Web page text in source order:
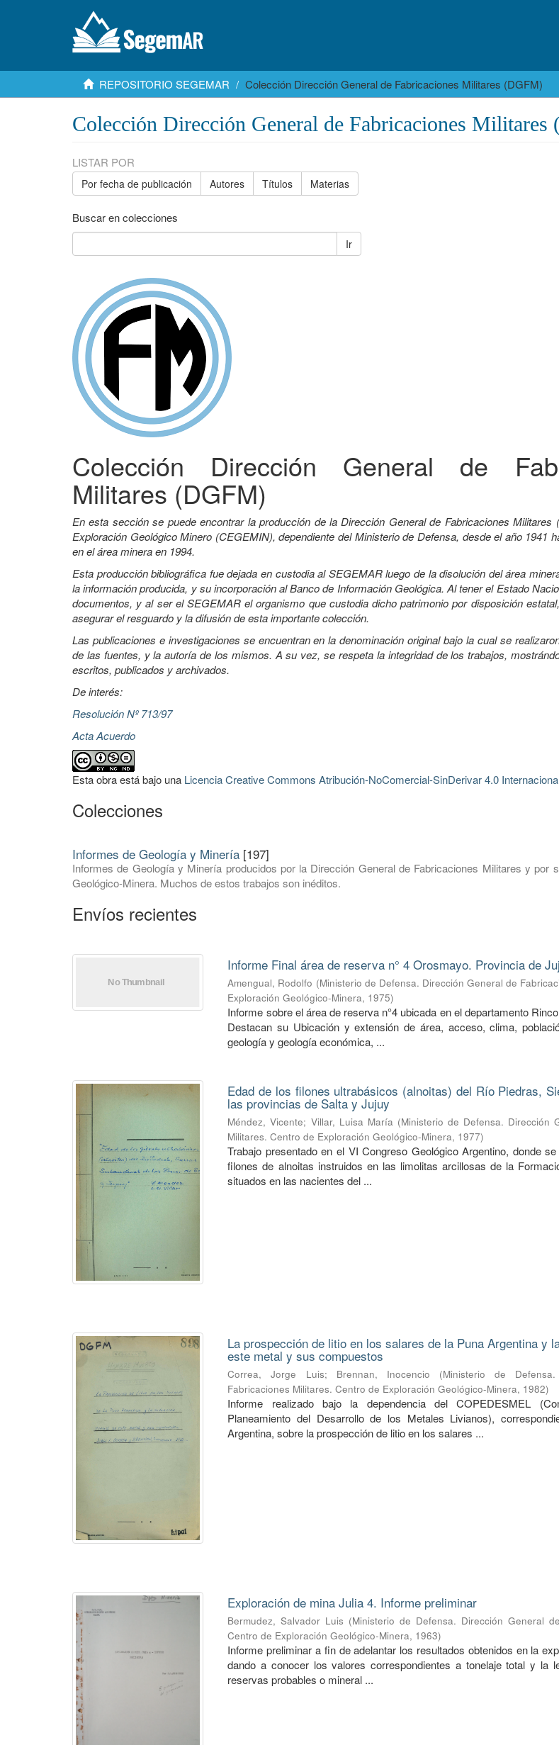
REPOSITORIO SEGEMAR Colección Dirección General de Fabricaciones Militares (DGFM)
Colección Dirección General de Fabricaciones
LISTAR POR
Por fecha de publicación Autores Títulos Materias
Buscar en colecciones
Ir
Colección Dirección General de
Militares (DGFM)
En esta sección se puede encontrar la producción de la Dirección General de Fabricaciones
Exploración Geológico Minero (CEGEMIN), dependiente del Ministerio de Defensa, desde el año 1941
en el área minera en 1994.
Esta producción bibliográfica fue dejada en custodia al SEGEMAR luego de la disolución del área
la información producida, y su incorporación al Banco de Información Geológica. Al tener el Estado
documentos, y al ser el SEGEMAR el organismo que custodia dicho patrimonio por disposición
asegurar el resguardo y la difusión de esta importante colección.
Las publicaciones e investigaciones se encuentran en la denominación original bajo la cual se
de las fuentes, y la autoría de los mismos. A su vez, se respeta la integridad de los trabajos,
escritos, publicados y archivados.
De interés:
Resolución Nº 713/97
Acta Acuerdo
Esta obra está bajo una Licencia Creative Commons Atribución-NoComercial-SinDerivar 4.0
Colecciones
Informes de Geología y Minería [197]
Informes de Geología y Minería producidos por la Dirección General de Fabricaciones Militares y por
Geológico-Minera. Muchos de estos trabajos son inéditos.
Envíos recientes
Informe Final área de reserva n° 4 Orosmayo. Provincia de
Amengual, Rodolfo (Ministerio de Defensa. Dirección General de
Exploración Geológico-Minera, 1975)
Informe sobre el área de reserva n°4 ubicada en el departamento
Destacan su Ubicación y extensión de área, acceso, clima,
geología y geología económica, ...
Edad de los filones ultrabásicos (alnoitas) del Río Piedras,
las provincias de Salta y Jujuy
Méndez, Vicente; Villar, Luisa María (Ministerio de Defensa. Dirección
Militares. Centro de Exploración Geológico-Minera, 1977)
Trabajo presentado en el VI Congreso Geológico Argentino, donde
filones de alnoitas instruidos en las limolitas arcillosas de la
situados en las nacientes del ...
La prospección de litio en los salares de la Puna Argentina y
este metal y sus compuestos
Correa, Jorge Luis; Brennan, Inocencio (Ministerio de
Fabricaciones Militares. Centro de Exploración Geológico-Minera, 1982)
Informe realizado bajo la dependencia del COPEDESMEL
Planeamiento del Desarrollo de los Metales Livianos),
Argentina, sobre la prospección de litio en los salares ...
Exploración de mina Julia 4. Informe preliminar
Bermudez, Salvador Luis (Ministerio de Defensa. Dirección General
Centro de Exploración Geológico-Minera, 1963)
Informe preliminar a fin de adelantar los resultados obtenidos en la
dando a conocer los valores correspondientes a tonelaje total y la
reservas probables o mineral ...